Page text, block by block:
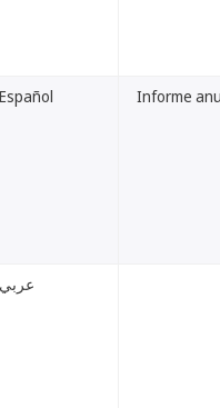
Español Informe
عربي